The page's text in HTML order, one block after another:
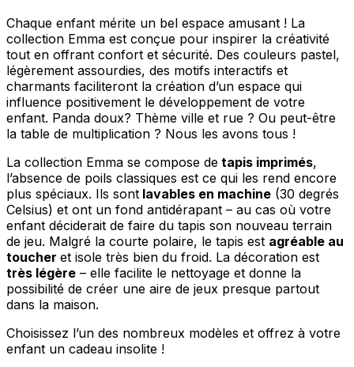
Chaque enfant mérite un bel espace amusant ! La
collection Emma est conçue pour inspirer la créativité
tout en offrant confort et sécurité. Des couleurs pastel,
légèrement assourdies, des motifs interactifs et
charmants faciliteront la création d’un espace qui
influence positivement le développement de votre
enfant. Panda doux? Thème ville et rue ? Ou peut-être
la table de multiplication ? Nous les avons tous !
La collection Emma se compose de tapis imprimés,
l’absence de poils classiques est ce qui les rend encore
plus spéciaux. Ils sont lavables en machine (30 degrés
Celsius) et ont un fond antidérapant – au cas où votre
enfant déciderait de faire du tapis son nouveau terrain
de jeu. Malgré la courte polaire, le tapis est agréable au
toucher et isole très bien du froid. La décoration est
très légère – elle facilite le nettoyage et donne la
possibilité de créer une aire de jeux presque partout
dans la maison.
Choisissez l’un des nombreux modèles et offrez à votre
enfant un cadeau insolite !